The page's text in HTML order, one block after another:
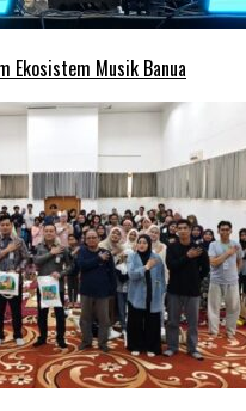
Ekosistem Musik Banua